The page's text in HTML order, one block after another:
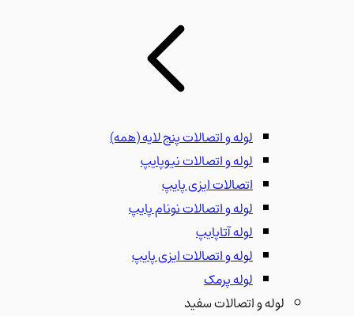
لوله و اتصالات پنج لایه(همه)
لوله و اتصالات نیوپایپ
اتصالات ایزی پایپ
لوله و اتصالات نونام پایپ
لوله آتاپایپ
لوله و اتصالات ایزی پایپ
لوله پرمک
لوله و اتصالات سفید